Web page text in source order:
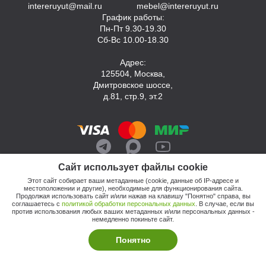
Сайт использует файлы cookie
Этот сайт собирает ваши метаданные (cookie, данные об IP-адресе и
местоположении и другие), необходимые для функционирования сайта.
Продолжая использовать сайт и/или нажав на клавишу "Понятно" справа, вы
соглашаетесь с политикой обработки персональных данных . В случае, если вы
против использования любых ваших метаданных и/или персональных данных -
немедленно покиньте сайт.
Понятно
intereruyut@mail.ru
mebel@intereruyut.ru
График работы:
Пн-Пт 9.30-19.30
Сб-Вс 10.00-18.30
Адрес:
125504, Москва,
Дмитровское шоссе,
д.81, стр.9, эт.2
© 2026, Компания «Интерьер Уют»
Политика обработки персональных данных
Этот сайт продвигает: Кузнецов Анатолий